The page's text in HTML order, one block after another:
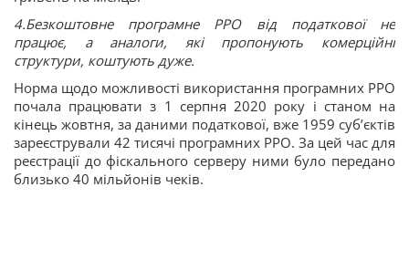
4.Безкоштовне програмне РРО від податкової не
працює, а аналоги, які пропонують комерційні
структури, коштують дуже.
Норма щодо можливості використання програмних РРО
почала працювати з 1 серпня 2020 року і станом на
кінець жовтня, за даними податкової, вже 1959 суб’єктів
зареєстрували 42 тисячі програмних РРО. За цей час для
реєстрації до фіскального серверу ними було передано
близько 40 мільйонів чеків.